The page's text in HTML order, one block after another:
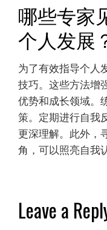
哪些专家
个人发展
为了有效指导个人
技巧。这些方法增
优势和成长领域。
策。定期进行自我
更深理解。此外，
角，可以照亮自我
Leave a